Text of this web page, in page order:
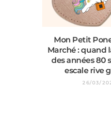
Mon Petit
Marché : quand
des années 80
escale rive
26/03/